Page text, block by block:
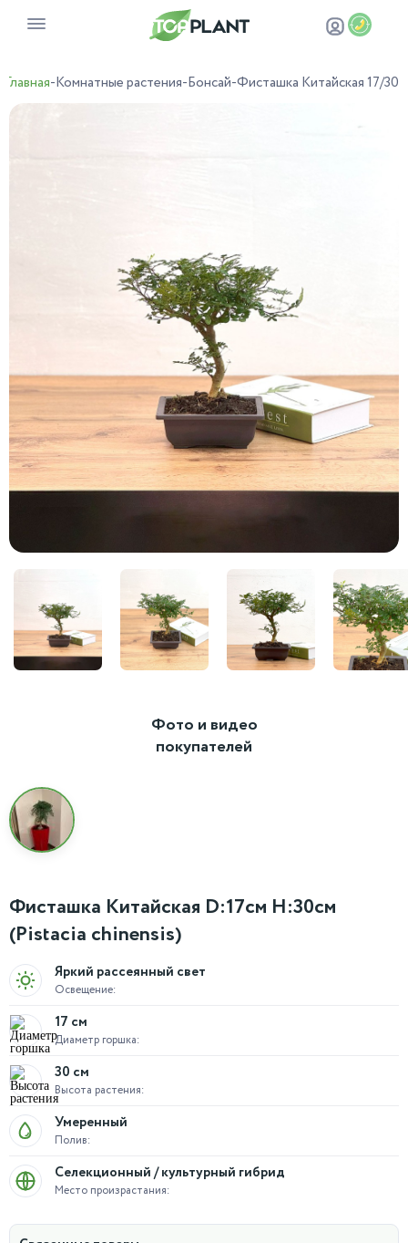
Главная-Комнатные растения-Бонсай-Фисташка Китайская 17/30
Фото и видео
покупателей
Фисташка Китайская D:17см H:30см
(Pistacia chinensis)
Освещение:
Яркий рассеянный свет
Диаметр горшка:
17 см
Высота растения:
30 см
Полив:
Умеренный
Место произрастания:
Селекционный / культурный гибрид